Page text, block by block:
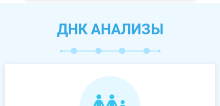
ДНК АНАЛИЗЫ